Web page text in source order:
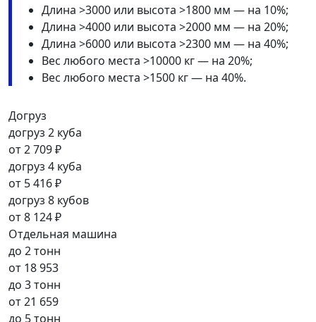
Длина >3000 или высота >1800 мм — на 10%;
Длина >4000 или высота >2000 мм — на 20%;
Длина >6000 или высота >2300 мм — на 40%;
Вес любого места >10000 кг — на 20%;
Вес любого места >1500 кг — на 40%.
Догруз
догруз 2 куба
от2 709 ₽
догруз 4 куба
от 5 416 ₽
догруз 8 кубов
от8 124 ₽
Отдельная машина
до 2 тонн
от 18 953
до 3 тонн
от21 659
до 5 тонн